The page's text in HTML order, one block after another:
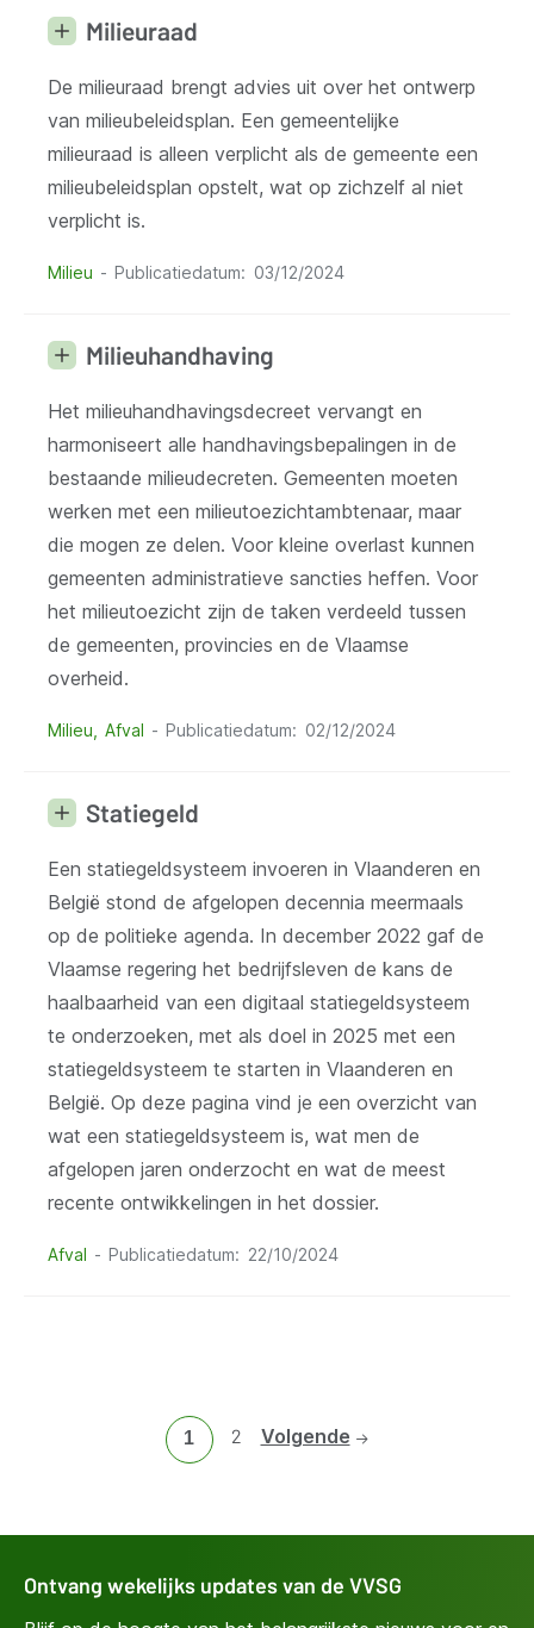
Milieuraad
De milieuraad brengt advies uit over het ontwerp
van milieubeleidsplan. Een gemeentelijke
milieuraad is alleen verplicht als de gemeente een
milieubeleidsplan opstelt, wat op zichzelf al niet
verplicht is.
Milieu Publicatiedatum 03/12/2024
Milieuhandhaving
Het milieuhandhavingsdecreet vervangt en
harmoniseert alle handhavingsbepalingen in de
bestaande milieudecreten. Gemeenten moeten
werken met een milieutoezichtambtenaar, maar
die mogen ze delen. Voor kleine overlast kunnen
gemeenten administratieve sancties heffen. Voor
het milieutoezicht zijn de taken verdeeld tussen
de gemeenten, provincies en de Vlaamse
overheid.
Milieu Afval Publicatiedatum 02/12/2024
Statiegeld
Een statiegeldsysteem invoeren in Vlaanderen en
België stond de afgelopen decennia meermaals
op de politieke agenda. In december 2022 gaf de
Vlaamse regering het bedrijfsleven de kans de
haalbaarheid van een digitaal statiegeldsysteem
te onderzoeken, met als doel in 2025 met een
statiegeldsysteem te starten in Vlaanderen en
België. Op deze pagina vind je een overzicht van
wat een statiegeldsysteem is, wat men de
afgelopen jaren onderzocht en wat de meest
recente ontwikkelingen in het dossier.
Afval Publicatiedatum 22/10/2024
Huidige
pagina
1
Ga
2 Volgende
Ontvang wekelijks updates van de VVSG